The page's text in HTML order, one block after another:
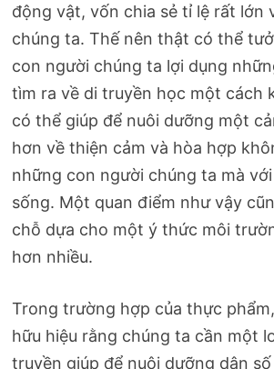
động vật, vốn chia sẻ tỉ lệ rất lớn
chúng ta. Thế nên thật có thể
con người chúng ta lợi dụng
tìm ra về di truyền học một cách
có thể giúp để nuôi dưỡng một
hơn về thiện cảm và hòa hợp
những con người chúng ta mà
sống. Một quan điểm như vậy
chỗ dựa cho một ý thức môi
hơn nhiều.
Trong trường hợp của thực
hữu hiệu rằng chúng ta cần một
truyền giúp để nuôi dưỡng dân